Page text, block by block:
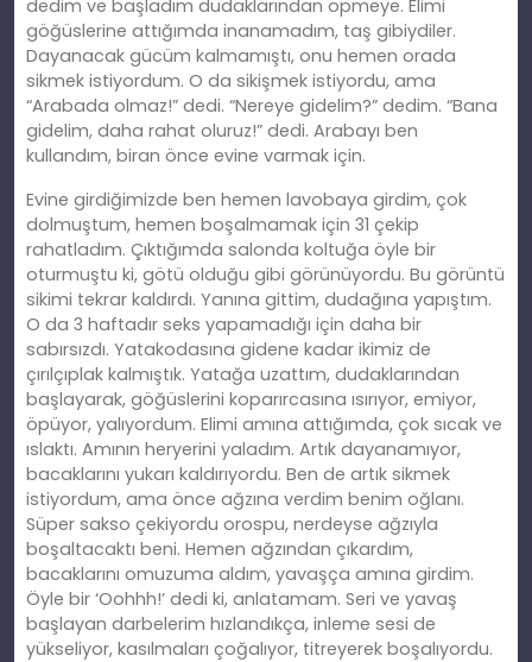
dedim ve başladım dudaklarından öpmeye. Elimi
göğüslerine attığımda inanamadım, taş gibiydiler.
Dayanacak gücüm kalmamıştı, onu hemen orada
sikmek istiyordum. O da sikişmek istiyordu, ama
“Arabada olmaz!” dedi. “Nereye gidelim?” dedim. “Bana
gidelim, daha rahat oluruz!” dedi. Arabayı ben
kullandım, biran önce evine varmak için.
Evine girdiğimizde ben hemen lavobaya girdim, çok
dolmuştum, hemen boşalmamak için 31 çekip
rahatladım. Çıktığımda salonda koltuğa öyle bir
oturmuştu ki, götü olduğu gibi görünüyordu. Bu görüntü
sikimi tekrar kaldırdı. Yanına gittim, dudağına yapıştım.
O da 3 haftadır seks yapamadığı için daha bir
sabırsızdı. Yatakodasına gidene kadar ikimiz de
çırılçıplak kalmıştık. Yatağa uzattım, dudaklarından
başlayarak, göğüslerini koparırcasına ısırıyor, emiyor,
öpüyor, yalıyordum. Elimi amına attığımda, çok sıcak ve
ıslaktı. Amının heryerini yaladım. Artık dayanamıyor,
bacaklarını yukarı kaldırıyordu. Ben de artık sikmek
istiyordum, ama önce ağzına verdim benim oğlanı.
Süper sakso çekiyordu orospu, nerdeyse ağzıyla
boşaltacaktı beni. Hemen ağzından çıkardım,
bacaklarını omuzuma aldım, yavaşça amına girdim.
Öyle bir ‘Oohhh!’ dedi ki, anlatamam. Seri ve yavaş
başlayan darbelerim hızlandıkça, inleme sesi de
yükseliyor, kasılmaları çoğalıyor, titreyerek boşalıyordu.